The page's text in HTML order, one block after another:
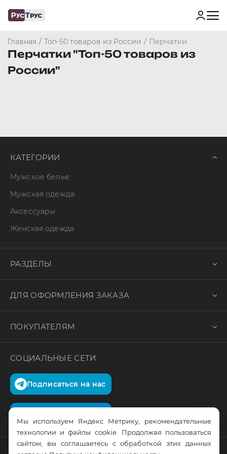
Главная / Топ-50 товаров из России / Перчатки
Перчатки "Топ-50 товаров из
России"
КАТЕГОРИИ
Мужское белье
Мужская одежда
Аксессуары
Женская одежда
РАЗДЕЛЫ
ДЛЯ ОФОРМЛЕНИЯ ЗАКАЗА
ПОКУПАТЕЛЯМ
СОЦИАЛЬНЫЕ СЕТИ
Подписаться на нас
Мы используем Яндекс Метрику, рекомендательные
технологии и файлы cookie. Продолжая пользоваться
сайтом, вы соглашаетесь с обработкой этих данных